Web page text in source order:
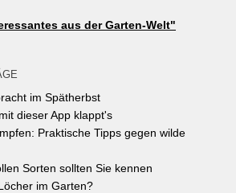
auf den Seiten der Gemeinde
aus der Garten-Welt"
im Spätherbst
dieser App klappt's
Praktische Tipps gegen wilde
Sorten sollten Sie kennen
im Garten?